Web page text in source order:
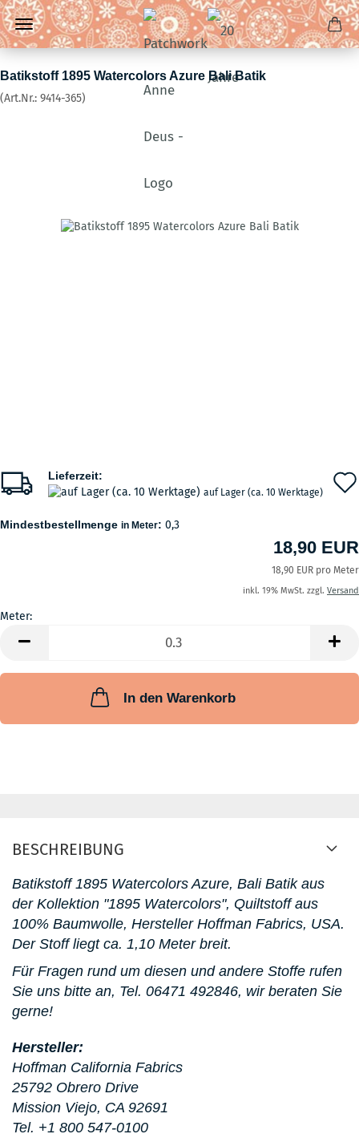
Batikstoff 1895 Watercolors Azure Bali Batik
(Art.Nr.: 9414-365)
Lieferzeit:
auf Lager (ca. 10 Werktage)
Mindestbestellmenge in Meter: 0,3
18,90 EUR
18,90 EUR pro Meter
inkl. 19% MwSt. zzgl. Versand
Meter:
In den Warenkorb
BESCHREIBUNG
Batikstoff 1895 Watercolors Azure, Bali Batik aus
der Kollektion "1895 Watercolors", Quiltstoff aus
100% Baumwolle, Hersteller Hoffman Fabrics, USA.
Der Stoff liegt ca. 1,10 Meter breit.
Für Fragen rund um diesen und andere Stoffe rufen
Sie uns bitte an, Tel. 06471 492846, wir beraten Sie
gerne!
Hersteller:
Hoffman California Fabrics
25792 Obrero Drive
Mission Viejo, CA 92691
Tel. +1 800 547-0100